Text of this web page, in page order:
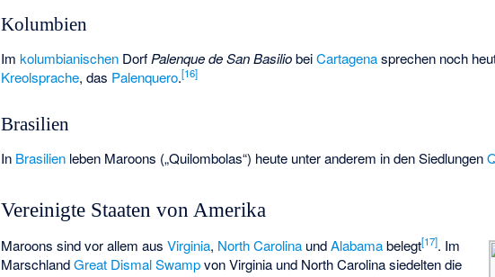
Kolumbien
Imkolumbianischen Dorf Palenque de San BasiliobeiCartagenasprechen noch
Kreolsprache, das Palenquero.[16]
Brasilien
In Brasilien leben Maroons („Quilombolas“) heute unter anderem in den Siedlungen
Vereinigte Staaten von Amerika
Maroons sind vor allem ausVirginia, North Carolina undAlabamabelegt[17]. Im
MarschlandGreat Dismal Swampvon Virginia und North Carolina siedelten die